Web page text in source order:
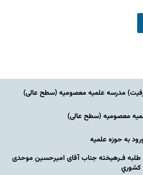
مدرسه علمیه معصومیه‌ (سطح عالی)
معصومیه‌ (سطح عالی)
به حوزه علمیه
فـرهیخته جناب آقای امیرحسین موحدی
كشوري